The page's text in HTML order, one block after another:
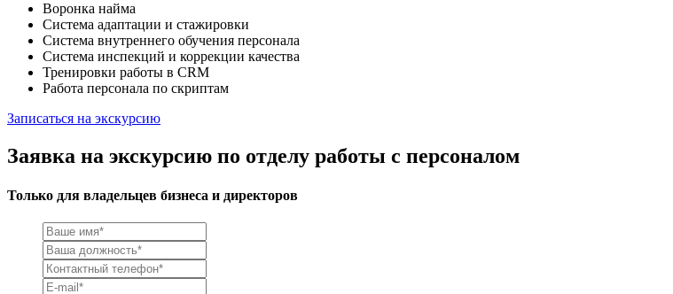
Воронка найма
Система адаптации и стажировки
Система внутреннего обучения персонала
Система инспекций и коррекции качества
Тренировки работы в CRM
Работа персонала по скриптам
Записаться на экскурсию
Заявка на экскурсию по отделу работы с персоналом
Только для владельцев бизнеса и директоров